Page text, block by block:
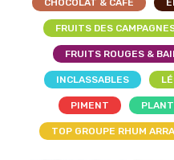
CHOCOLAT & CAFÉ
FRUITS DES
FRUITS ROUGES &
INCLASSABLES
PIMENT
TOP GROUPE RHUM